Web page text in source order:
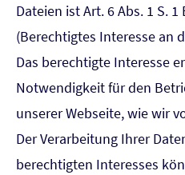
Dateien ist Art. 6 Abs. 1 S. 1
(Berechtigtes Interesse an
Das berechtigte Interesse
Notwendigkeit für den
unserer Webseite, wie wir
Der Verarbeitung Ihrer
berechtigten Interesses